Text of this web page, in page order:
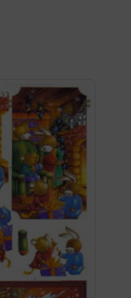
können Sie die